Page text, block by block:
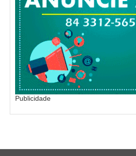
Publicidade